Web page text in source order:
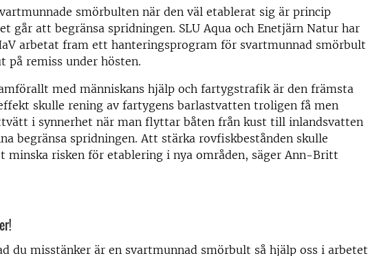
smörbulten när den väl etablerat sig är princip
går att begränsa spridningen. SLU Aqua och Enetjärn Natur har
arbetat fram ett hanteringsprogram för svartmunnad smörbult
på remiss under hösten.
med människans hjälp och fartygstrafik är den främsta
skulle rening av fartygens barlastvatten troligen få men
i synnerhet när man flyttar båten från kust till inlandsvatten
begränsa spridningen. Att stärka rovfiskbestånden skulle
minska risken för etablering i nya områden, säger Ann-Britt
du misstänker är en svartmunnad smörbult så hjälp oss i arbetet